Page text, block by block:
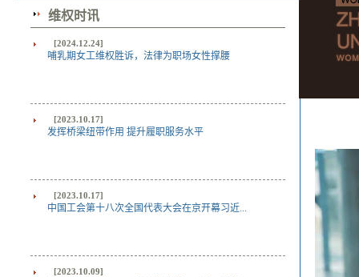
维权时讯
[2024.12.24]
哺乳期女工维权胜诉，法律为职场女性撑腰
[2023.10.17]
发挥桥梁纽带作用 提升履职服务水平
[2023.10.17]
中国工会第十八次全国代表大会在京开幕习近...
[2023.10.09]